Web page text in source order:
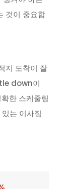
것이 중요합
지 도착이 잘
down이
한 스케줄링
는 이사짐